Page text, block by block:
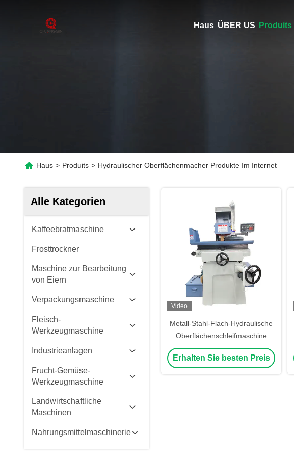
Haus ÜBER US Produits
Haus > Produits > Hydraulischer Oberflächenmacher Produkte Im Internet
Alle Kategorien
Kaffeebratmaschine
Frosttrockner
Maschine zur Bearbeitung
von Eiern
Verpackungsmaschine
Fleisch-
Werkzeugmaschine
Industrieanlagen
Frucht-Gemüse-
Werkzeugmaschine
Landwirtschaftliche
Maschinen
Nahrungsmittelmaschinerie
Video
Metall-Stahl-Flach-Hydraulische
Oberflächenschleifmaschine
Präzision 1,5kw
1680*1250*1920mm
Erhalten Sie besten Preis